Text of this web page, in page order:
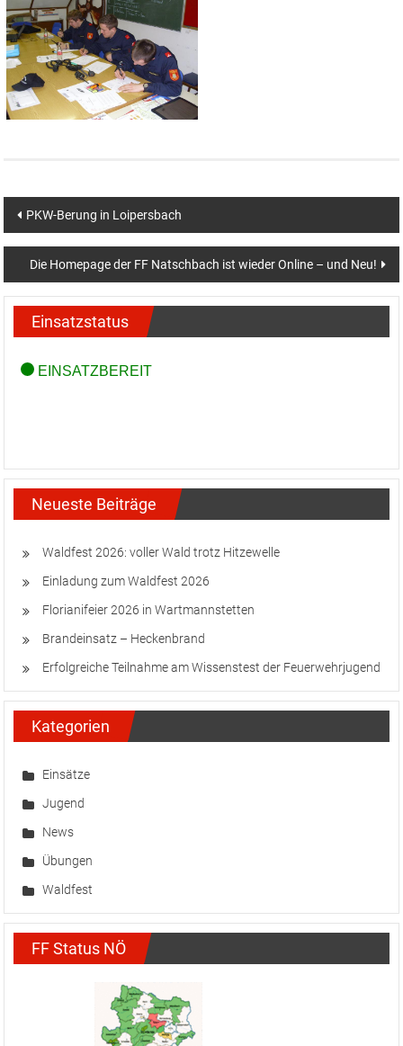
Beitragsnavigation
PKW-Berung in Loipersbach
Die Homepage der FF Natschbach ist wieder Online – und Neu!
Einsatzstatus
Neueste Beiträge
Waldfest 2026: voller Wald trotz Hitzewelle
Einladung zum Waldfest 2026
Florianifeier 2026 in Wartmannstetten
Brandeinsatz – Heckenbrand
Erfolgreiche Teilnahme am Wissenstest der Feuerwehrjugend
Kategorien
Einsätze
Jugend
News
Übungen
Waldfest
FF Status NÖ